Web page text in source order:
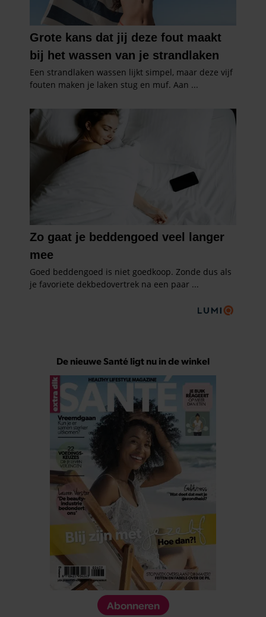
De nieuwe Santé ligt nu in de winkel
Abonneren